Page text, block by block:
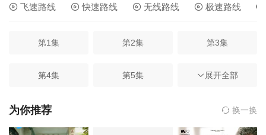
飞速路线 快速路线 无线路线 极速路线
第1集 第2集 第3集
第4集 第5集 第6集
第7集 第9集
展开全部
为你推荐 换一换